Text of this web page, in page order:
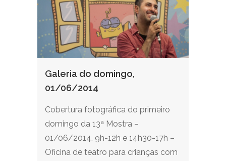
Galeria do domingo,
01/06/2014
Cobertura fotográfica do primeiro
domingo da 13ª Mostra –
01/06/2014. 9h-12h e 14h30-17h –
Oficina de teatro para crianças com